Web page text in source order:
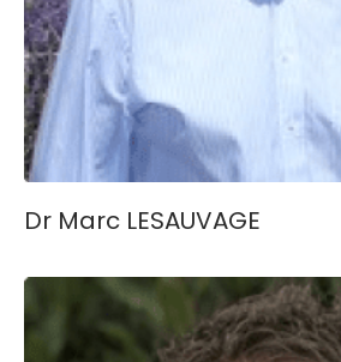
Dr Marc LESAUVAGE